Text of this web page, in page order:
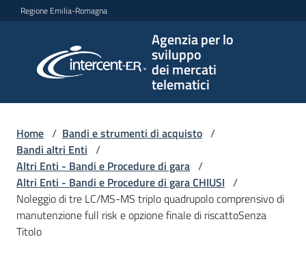
Vai al contenuto
Vai alla navigazione
Vai al footer
Regione Emilia-Romagna
Agenzia per lo
sviluppo
dei mercati
telematici
per lo
sviluppo
telematici
L'Agenzia
Home / Bandi e strumenti di acquisto /
Bandi altri Enti /
Altri Enti - Bandi e Procedure di gara /
Altri Enti - Bandi e Procedure di gara CHIUSI /
Noleggio di tre LC/MS-MS triplo quadrupolo comprensivo di
manutenzione full risk e opzione finale di riscattoSenza
Titolo